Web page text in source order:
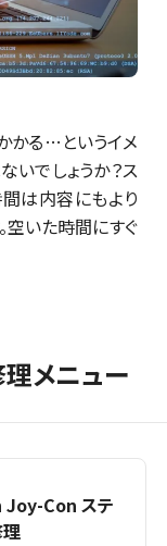
かる…というイメ
いでしょうか？ス
は内容にもより
空いた時間にすぐ
メニュー
Con ステ
理